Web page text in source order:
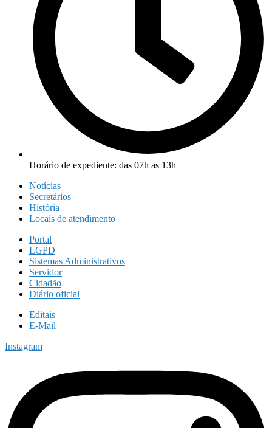
Horário de expediente: das 07h as 13h
Notícias
Secretários
História
Locais de atendimento
Portal
LGPD
Sistemas Administrativos
Servidor
Cidadão
Diário oficial
Editais
E-Mail
Instagram